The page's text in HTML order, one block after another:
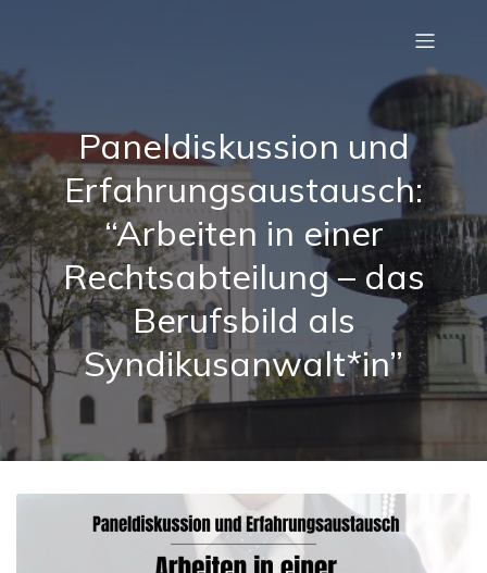
Paneldiskussion und
Erfahrungsaustausch:
“Arbeiten in einer
Rechtsabteilung – das
Berufsbild als
Syndikusanwalt*in”